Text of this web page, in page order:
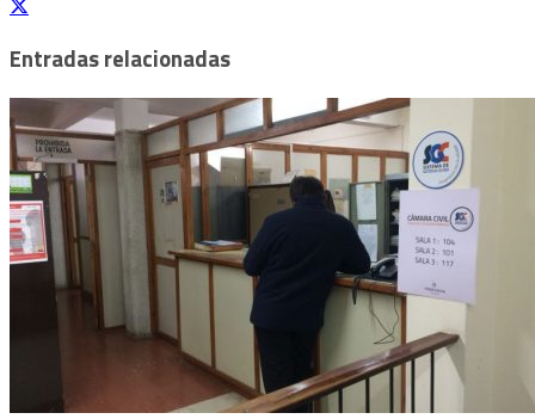
Entradas relacionadas